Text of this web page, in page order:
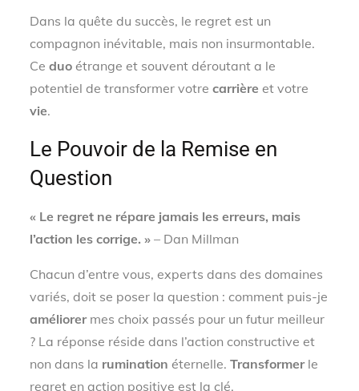
Dans la quête du succès, le regret est un
compagnon inévitable, mais non insurmontable.
Ceduo étrange et souvent déroutant a le
potentiel de transformer votrecarrière et votre
vie.
Le Pouvoir de la Remise en
Question
« Le regret ne répare jamais les erreurs, mais
l’action les corrige. » – Dan Millman
Chacun d’entre vous, experts dans des domaines
variés, doit se poser la question : comment puis-je
améliorermes choix passés pour un futur meilleur
? La réponse réside dans l’action constructive et
non dans la rumination éternelle.Transformerle
regret en action positive est la clé.